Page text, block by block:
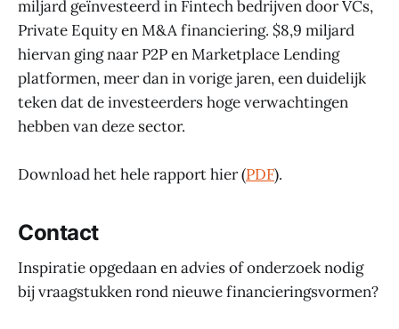
miljard geïnvesteerd in Fintech bedrijven door VCs,
Private Equity en M&A financiering. $8,9 miljard
hiervan ging naar P2P en Marketplace Lending
platformen, meer dan in vorige jaren, een duidelijk
teken dat de investeerders hoge verwachtingen
hebben van deze sector.
Download het hele rapport hier (PDF).
Contact
Inspiratie opgedaan en advies of onderzoek nodig
bij vraagstukken rond nieuwe financieringsvormen?